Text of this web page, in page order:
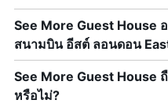
See More Guest House
สนามบิน อีสต์ ลอนดอน
See More Guest House
หรือไม่?